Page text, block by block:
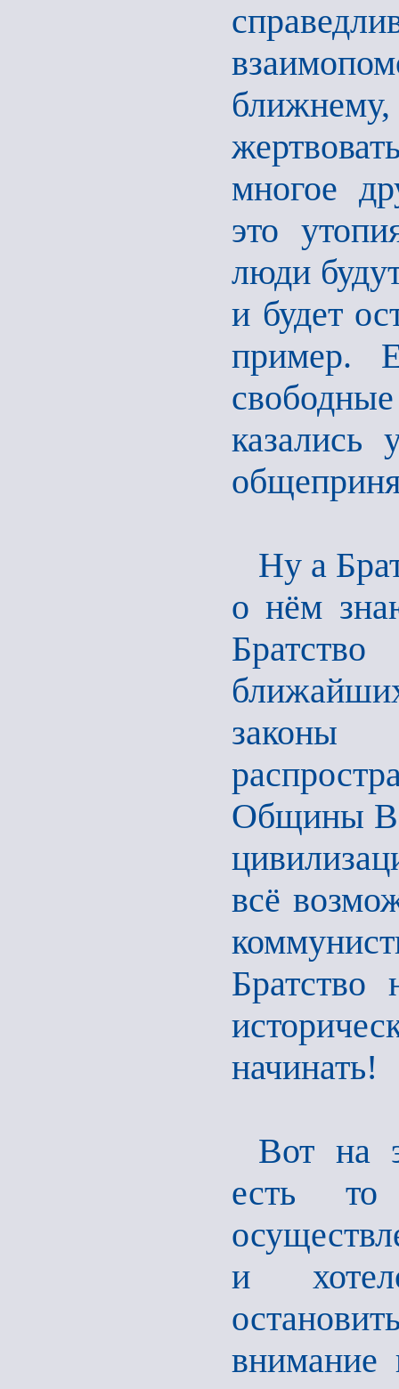
многое
это
люди
и будет
пример.
казались
Ну а
о нём
Общины
всё
Братство
начинать!
Вот на
есть
и
внимание